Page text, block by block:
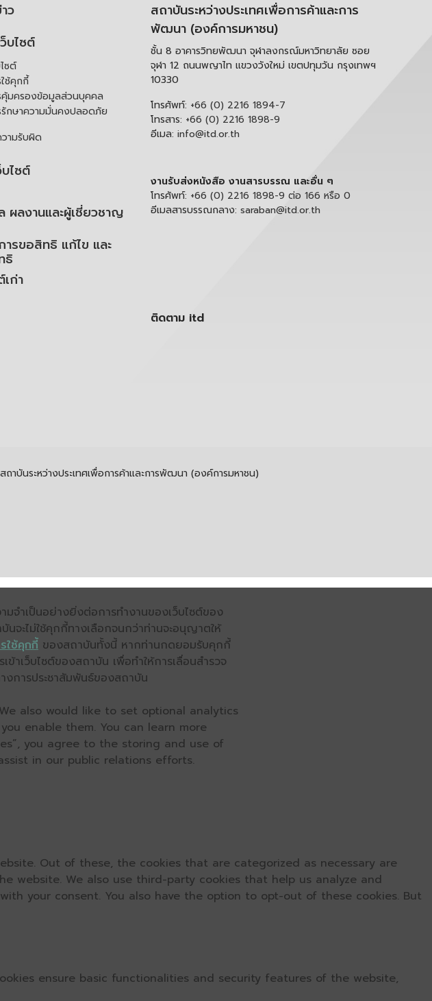
ว
บไซต์
ซต์
ช้คุกกี้
คุ้มครองข้อมูลส่วนบุคคล
รักษาความมั่นคงปลอดภัย
วามรับผิด
ไซต์
ผลงานและผู้เชี่ยวชาญ
ารขอสิทธิ แก้ไข และ
ธิ
เก่า
สถาบันระหว่างประเทศเพื่อการค้าและการ
พัฒนา (องค์การมหาชน)
ชั้น 8 อาคารวิทยพัฒนา จุฬาลงกรณ์มหาวิทยาลัย ซอย
จุฬา 12 ถนนพญาไท แขวงวังใหม่ เขตปทุมวัน กรุงเทพฯ
10330
โทรศัพท์: +66 (0) 2216 1894-7
โทรสาร: +66 (0) 2216 1898-9
อีเมล: info@itd.or.th
งานรับส่งหนังสือ งานสารบรรณ และอื่น ๆ
โทรศัพท์: +66 (0) 2216 1898-9 ต่อ 166 หรือ 0
อีเมลสารบรรณกลาง: saraban@itd.or.th
ติดตาม itd
บันระหว่างประเทศเพื่อการค้าและการพัฒนา (องค์การมหาชน)
จำเป็นอย่างยิ่งต่อการทำงานของเว็บไซต์ของ
จะไม่ใช้คุกกี้ทางเลือกจนกว่าท่านจะอนุญาตให้
ใช้คุกกี้ ของสถาบันทั้งนี้ หากท่านกดยอมรับคุกกี้
เว็บไซต์ของสถาบัน เพื่อทำให้การเลื่อนสำรวจ
งการประชาสัมพันธ์ของสถาบัน
also would like to set optional analytics
enable them. You can learn more
you agree to the storing and use of
in our public relations efforts.
Out of these, the cookies that are categorized as necessary are
website. We also use third-party cookies that help us analyze and
your consent. You also have the option to opt-out of these cookies. But
ensure basic functionalities and security features of the website,